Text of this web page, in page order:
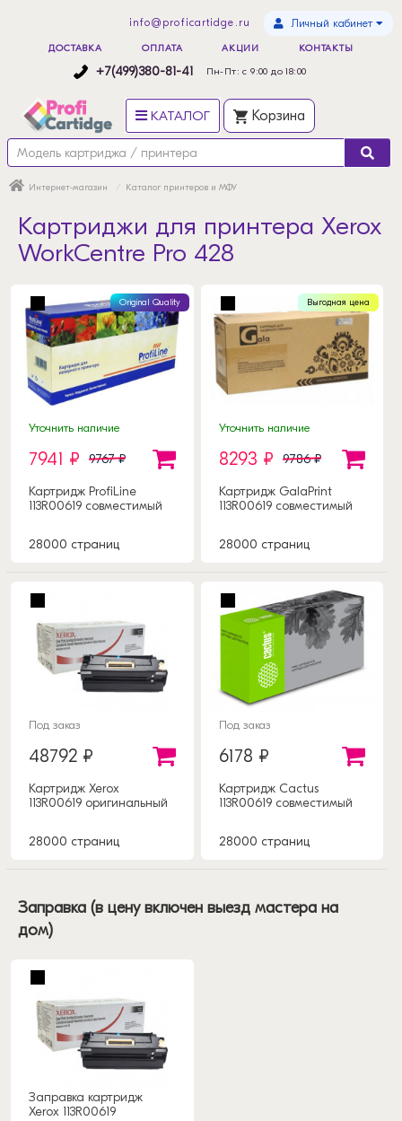
info@proficartidge.ru Личный кабинет
ДОСТАВКА ОПЛАТА АКЦИИ КОНТАКТЫ
+7(499)380-81-41 Пн-Пт: с 9:00 до 18:00
КАТАЛОГ Корзина
Интернет-магазин Каталог принтеров и МФУ
Картриджи для принтера Xerox
WorkCentre Pro 428
Original Quality
Уточнить наличие
7941 ₽ 9767 ₽
Картридж ProfiLine
113R00619 совместимый
28000 страниц
Выгодная цена
Уточнить наличие
8293 ₽ 9786 ₽
Картридж GalaPrint
113R00619 совместимый
28000 страниц
Под заказ
48792 ₽
Картридж Xerox
113R00619 оригинальный
28000 страниц
Под заказ
6178 ₽
Картридж Cactus
113R00619 совместимый
28000 страниц
Заправка (в цену включен выезд мастера на
дом)
Заправка картридж
Xerox 113R00619